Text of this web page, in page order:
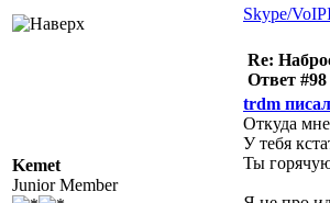
Skype/VoIP
Kemet
Junior Member
Re:
Ответ #98
trdm
Откуда мне
У тебя
Ты